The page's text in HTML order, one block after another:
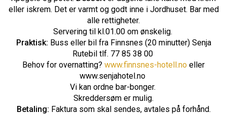
eller iskrem. Det er varmt og godt inne i Jordhuset. Bar med
alle rettigheter.
Servering til kl.01.00 om ønskelig.
Praktisk: Buss eller bil fra Finnsnes (20 minutter) Senja
Rutebil tlf. 77 85 38 00
Behov for overnatting? www.finnsnes-hotell.no eller
www.senjahotel.no
Vi kan ordne bar-bonger.
Skreddersøm er mulig.
Betaling: Faktura som skal sendes, avtales på forhånd.